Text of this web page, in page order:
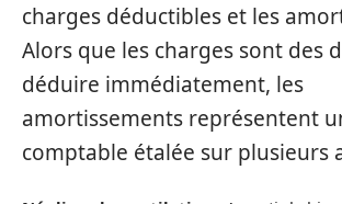
charges déductibles et les
Alors que les charges sont des
déduire immédiatement, les
amortissements représentent
comptable étalée sur plusieurs